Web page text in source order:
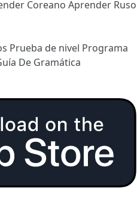
Coreano Aprender Ruso
Prueba de nivel Programa
De Gramática